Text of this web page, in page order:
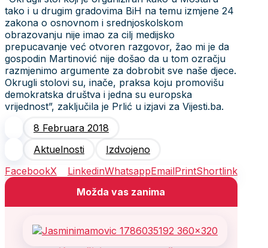
tako i u drugim gradovima BiH na temu izmjene 24
zakona o osnovnom i srednjoskolskom
obrazovanju nije imao za cilj medijsko
prepucavanje već otvoren razgovor, žao mi je da
gospodin Martinović nije došao da u tom ozračju
razmjenimo argumente za dobrobit sve naše djece.
Okrugli stolovi su, inače, praksa koju promovišu
demokratska društva i jedna su europska
vrijednost”, zaključila je Prlić u izjavi za Vijesti.ba.
8 Februara 2018
Aktuelnosti
Izdvojeno
FacebookX LinkedinWhatsappEmailPrintShortlink
Možda vas zanima